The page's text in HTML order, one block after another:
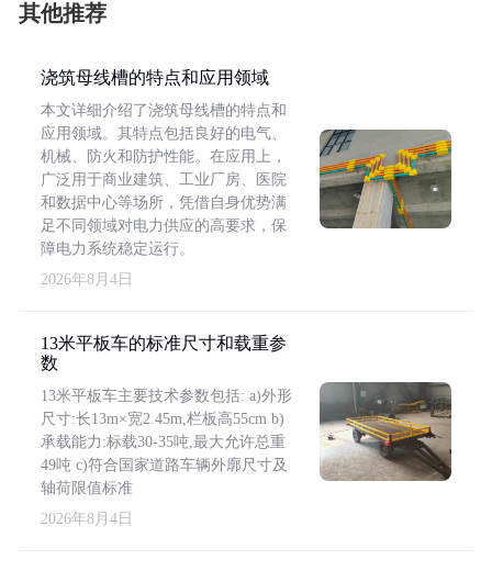
其他推荐
浇筑母线槽的特点和应用领域
本文详细介绍了浇筑母线槽的特点和
应用领域。其特点包括良好的电气、
机械、防火和防护性能。在应用上，
广泛用于商业建筑、工业厂房、医院
和数据中心等场所，凭借自身优势满
足不同领域对电力供应的高要求，保
障电力系统稳定运行。
2026年8月4日
13米平板车的标准尺寸和载重参
数
13米平板车主要技术参数包括: a)外形
尺寸:长13m×宽2.45m,栏板高55cm b)
承载能力:标载30-35吨,最大允许总重
49吨 c)符合国家道路车辆外廓尺寸及
轴荷限值标准
2026年8月4日